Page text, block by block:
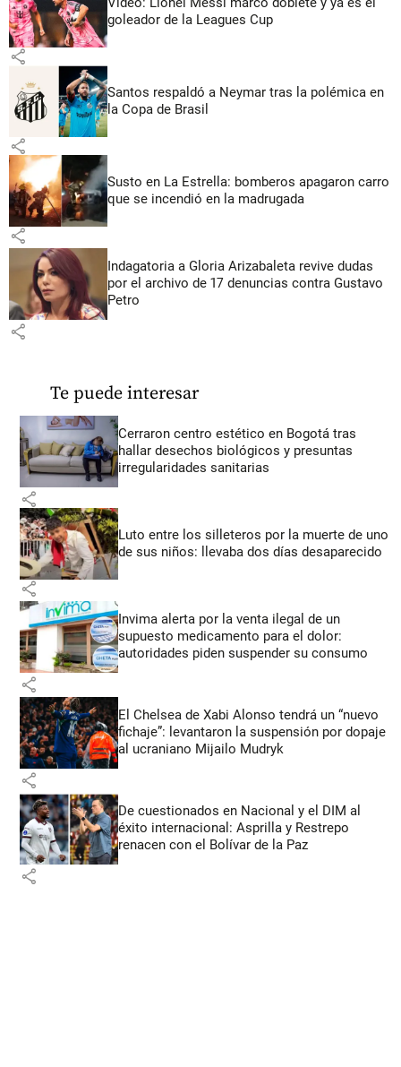
goleador de la Leagues Cup
share
Santos respaldó a Neymar tras la polémica en
la Copa de Brasil
share
Susto en La Estrella: bomberos apagaron carro
que se incendió en la madrugada
share
Indagatoria a Gloria Arizabaleta revive dudas
por el archivo de 17 denuncias contra Gustavo
Petro
share
Te puede interesar
Cerraron centro estético en Bogotá tras
hallar desechos biológicos y presuntas
irregularidades sanitarias
share
Luto entre los silleteros por la muerte de uno
de sus niños: llevaba dos días desaparecido
share
Invima alerta por la venta ilegal de un
supuesto medicamento para el dolor:
autoridades piden suspender su consumo
share
El Chelsea de Xabi Alonso tendrá un “nuevo
fichaje”: levantaron la suspensión por dopaje
al ucraniano Mijailo Mudryk
share
De cuestionados en Nacional y el DIM al
éxito internacional: Asprilla y Restrepo
renacen con el Bolívar de la Paz
share